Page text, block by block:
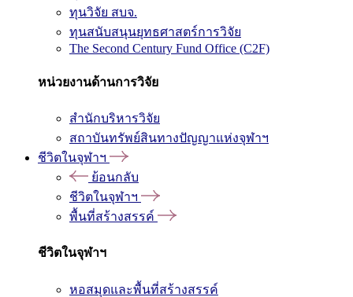
ทุนวิจัย สบจ.
ทุนสนับสนุนยุทธศาสตร์การวิจัย
The Second Century Fund Office (C2F)
หน่วยงานด้านการวิจัย
สำนักบริหารวิจัย
สถาบันทรัพย์สินทางปัญญาแห่งจุฬาฯ
ชีวิตในจุฬาฯ
ย้อนกลับ
ชีวิตในจุฬาฯ
พื้นที่สร้างสรรค์
ชีวิตในจุฬาฯ
หอสมุดและพื้นที่สร้างสรรค์